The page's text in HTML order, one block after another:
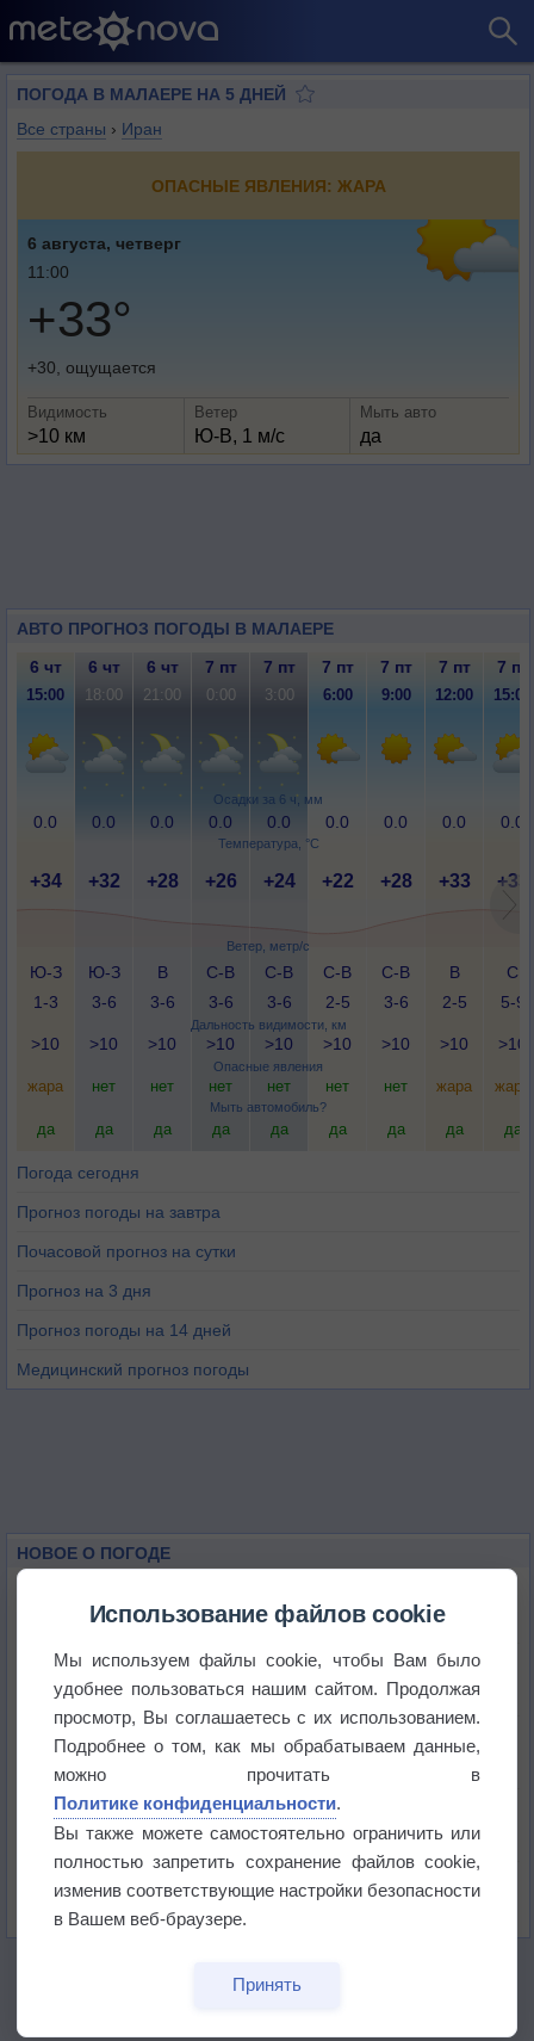
ПОГОДА В МАЛАЕРЕ НА 5 ДНЕЙ
Все страны › Иран
ОПАСНЫЕ ЯВЛЕНИЯ: ЖАРА
6 августа, четверг
11:00
+33°
+30, ощущается
Видимость
>10 км
Ветер
Ю-В, 1 м/с
Мыть авто
да
АВТО ПРОГНОЗ ПОГОДЫ В МАЛАЕРЕ
Осадки за 6 ч, мм
Температура, °C
Ветер, метр/с
Дальность видимости, км
Опасные явления
Мыть автомобиль?
6 чт 6 чт 6 чт 7 пт 7 пт 7 пт 7 пт 7 пт 7 пт
15:00 18:00 21:00 0:00 3:00 6:00 9:00 12:00 15:00
0.0 0.0 0.0 0.0 0.0 0.0 0.0 0.0 0.0
+34 +32 +28 +26 +24 +22 +28 +33 +33
Ю-З
1-3
Ю-З
3-6
В
3-6
С-В
3-6
С-В
3-6
С-В
2-5
С-В
3-6
В
2-5
С
5-9
>10 >10 >10 >10 >10 >10 >10 >10 >10
жара нет нет нет нет нет нет жара жара
да да да да да да да да да
Погода сегодня
Прогноз погоды на завтра
Почасовой прогноз на сутки
Прогноз на 3 дня
Прогноз погоды на 14 дней
Медицинский прогноз погоды
НОВОЕ О ПОГОДЕ
Погода в Краснодаре 6 августа
Погода в Санкт-Петербурге 6 августа
Погода в Москве 6 августа
историю
Использование файлов cookie
Мы используем файлы cookie, чтобы Вам было
удобнее пользоваться нашим сайтом. Продолжая
просмотр, Вы соглашаетесь с их использованием.
Подробнее о том, как мы обрабатываем данные,
можно прочитать в
Политике конфиденциальности.
Вы также можете самостоятельно ограничить или
полностью запретить сохранение файлов cookie,
изменив соответствующие настройки безопасности
в Вашем веб-браузере.
Принять